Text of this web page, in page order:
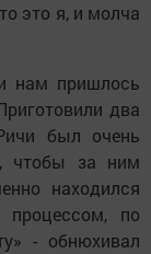
это я, и молча
нам пришлось
два
был очень
чтобы за ним
находился
по
- обнюхивал